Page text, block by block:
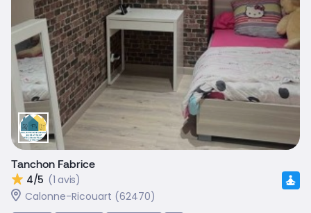
Tanchon Fabrice
4/5 (1 avis)
Calonne-Ricouart (62470)